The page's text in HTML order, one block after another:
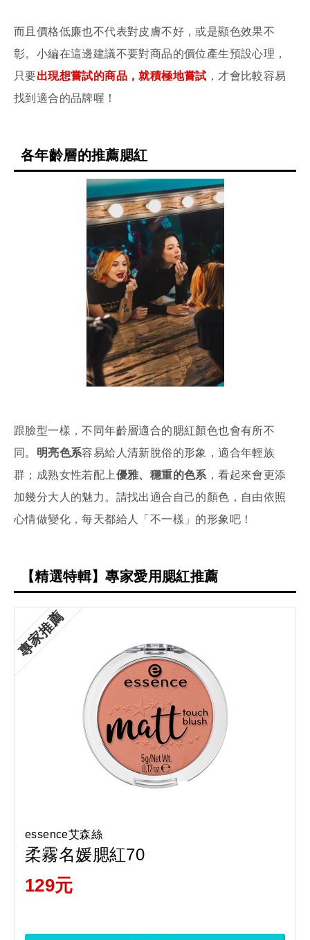
而且價格低廉也不代表對皮膚不好，或是顯色效果不
彰。小編在這邊建議不要對商品的價位產生預設心理，
只要出現想嘗試的商品，就積極地嘗試 ，才會比較容易
找到適合的品牌喔！
各年齡層的推薦腮紅
跟臉型一樣，不同年齡層適合的腮紅顏色也會有所不
同。 明亮色系容易給人清新脫俗的形象，適合年輕族
群；成熟女性若配上優雅、穩重的色系 ，看起來會更添
加幾分大人的魅力。請找出適合自己的顏色，自由依照
心情做變化，每天都給人「不一樣」的形象吧！
【精選特輯】專家愛用腮紅推薦
專家推薦
essence艾森絲
柔霧名媛腮紅70
129元